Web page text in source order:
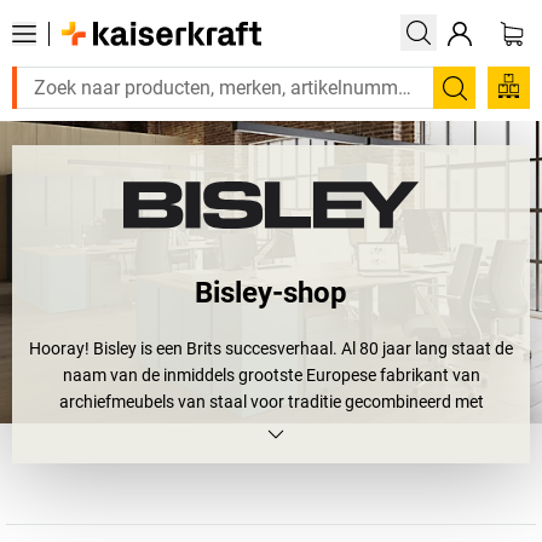
Zoeken
Bisley-shop
Hooray! Bisley is een Brits succesverhaal. Al 80 jaar lang staat de
naam van de inmiddels grootste Europese fabrikant van
archiefmeubels van staal voor traditie gecombineerd met
vooruitstrevende concepten. De producten van Bisley combineren